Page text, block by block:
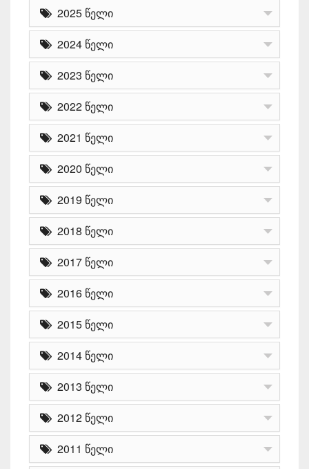
2025 წელი
2024 წელი
2023 წელი
2022 წელი
2021 წელი
2020 წელი
2019 წელი
2018 წელი
2017 წელი
2016 წელი
2015 წელი
2014 წელი
2013 წელი
2012 წელი
2011 წელი